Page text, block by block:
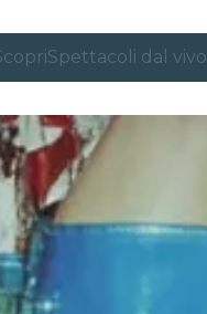
Spettacoli dal vivo
Candlelight
Londra
San Paolo